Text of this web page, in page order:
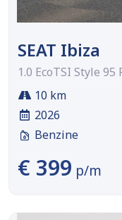
SEAT Ibiza
1.0 EcoTSI Style 95
10 km
2026
Benzine
€ 399 p/m